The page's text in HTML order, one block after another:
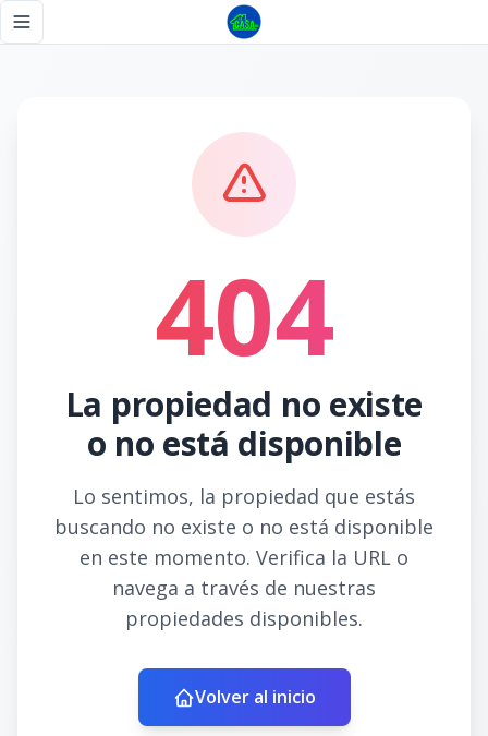
Toggle navigation menu
404
La propiedad no existe
o no está disponible
Lo sentimos, la propiedad que estás
buscando no existe o no está disponible
en este momento. Verifica la URL o
navega a través de nuestras
propiedades disponibles.
Volver al inicio
Página no encontrada - Tu Casa RD